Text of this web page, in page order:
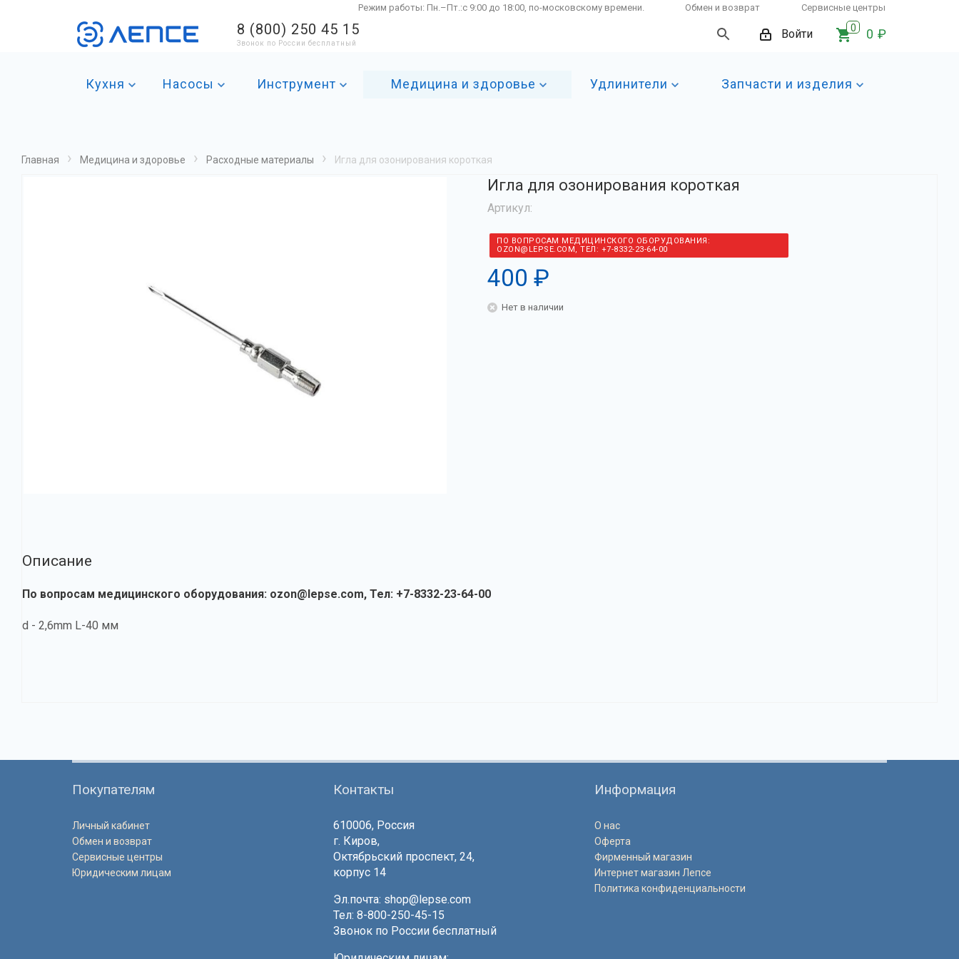
Режим работы: Пн.–Пт.:с 9:00 до 18:00, по-московскому времени. Обмен и возврат Сервисные центры
8 (800) 250 45 15
Звонок по России бесплатный
Войти 0 0 ₽
Кухня Насосы Инструмент Медицина и здоровье Удлинители Запчасти и изделия
Главная › Медицина и здоровье › Расходные материалы › Игла для озонирования короткая
Игла для озонирования короткая
Артикул:
ПО ВОПРОСАМ МЕДИЦИНСКОГО ОБОРУДОВАНИЯ:
OZON@LEPSE.COM, ТЕЛ: +7-8332-23-64-00
400 ₽
Нет в наличии
Описание
По вопросам медицинского оборудования: ozon@lepse.com, Тел: +7-8332-23-64-00
d - 2,6mm L-40 мм
Покупателям
Личный кабинет
Обмен и возврат
Сервисные центры
Юридическим лицам
Контакты
610006, Россия
г. Киров,
Октябрьский проспект, 24,
корпус 14
Эл.почта: shop@lepse.com
Тел: 8-800-250-45-15
Звонок по России бесплатный
Информация
О нас
Оферта
Фирменный магазин
Интернет магазин Лепсе
Политика конфиденциальности